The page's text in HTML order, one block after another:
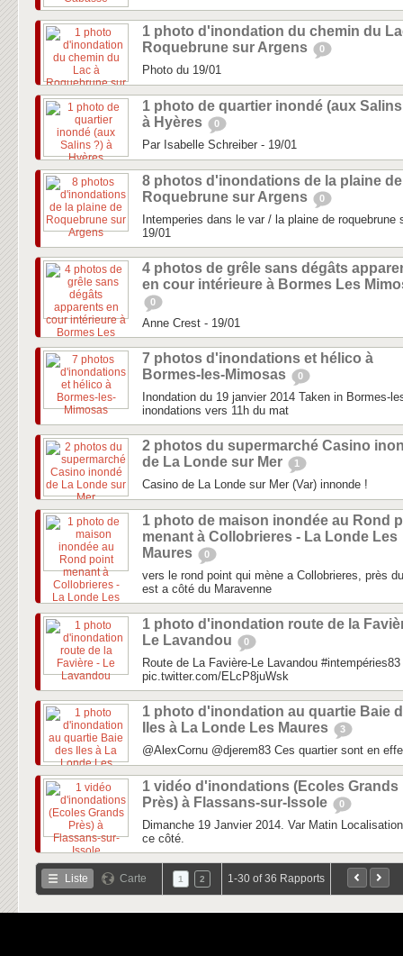
1 photo d'inondation du chemin du
Roquebrune sur Argens
0
Photo du 19/01
1 photo de quartier inondé (aux
à Hyères
0
Par Isabelle Schreiber - 19/01
8 photos d'inondations de la plaine de
Roquebrune sur Argens
0
Intemperies dans le var / la plaine de roquebrune
19/01
4 photos de grêle sans dégâts
en cour intérieure à Bormes Les
0
Anne Crest - 19/01
7 photos d'inondations et hélico à
Bormes-les-Mimosas
0
Inondation du 19 janvier 2014 Taken in Bormes-
inondations vers 11h du mat
2 photos du supermarché Casino
de La Londe sur Mer
1
Casino de La Londe sur Mer (Var) innonde !
1 photo de maison inondée au Rond
menant à Collobrieres - La Londe Les
Maures
0
vers le rond point qui mène a Collobrieres, près
est a côté du Maravenne
1 photo d'inondation route de la
Le Lavandou
0
Route de La Favière-Le Lavandou
pic.twitter.com/ELcP8juWsk
1 photo d'inondation au quartie Baie
Iles à La Londe Les Maures
3
@AlexCornu @djerem83 Ces quartier sont en
1 vidéo d'inondations (Ecoles Grands
Près) à Flassans-sur-Issole
0
Dimanche 19 Janvier 2014. Var Matin
ce côté.
Liste Carte 1 2 1-30 of 36 Rapports